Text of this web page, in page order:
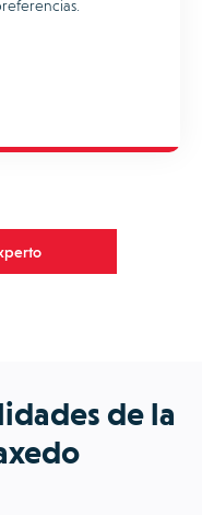
de la